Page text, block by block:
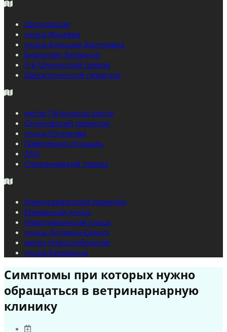
Щелковская
улица Фадеева
улица Большая Дмитровка
Бирюлево Западное
3-й Щукинский проезд
Шелапутинский переулок
метро Пятницкое шоссе
Сеченовский переулок
улица Костякова
Павелецкая площадь
ЗАО
Строгановский проезд
Комиссариатский переулок
Ереванская улица
Новотихвинская улица
улица Литвина-Седого
метро Новослободская
улица Берзарина
Симптомы при которых нужно
обращаться в ветринарнарную
клинику